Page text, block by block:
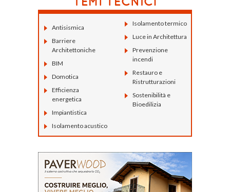
Antisismica
Barriere
Architettoniche
BIM
Domotica
Efficienza
energetica
Impiantistica
Isolamento acustico
Isolamento termico
Luce in Architettura
Prevenzione
incendi
Restauro e
Ristrutturazioni
Sostenibilità e
Bioedilizia